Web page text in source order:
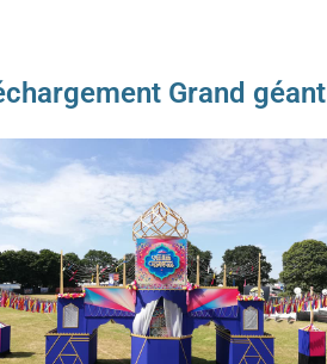
Grand géant